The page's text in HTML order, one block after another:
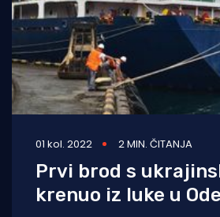
01 kol. 2022 2 MIN. ČITANJA
Prvi brod s
krenuo iz luke u